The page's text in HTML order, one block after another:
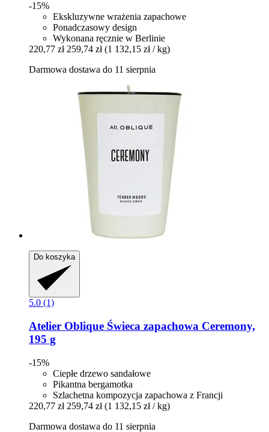
-15%
Ekskluzywne wrażenia zapachowe
Ponadczasowy design
Wykonana ręcznie w Berlinie
220,77 zł 259,74 zł (1 132,15 zł / kg)
Darmowa dostawa do 11 sierpnia
Do koszyka
5.0 (1)
Atelier Oblique Świeca zapachowa Ceremony,
195 g
-15%
Ciepłe drzewo sandałowe
Pikantna bergamotka
Szlachetna kompozycja zapachowa z Francji
220,77 zł 259,74 zł (1 132,15 zł / kg)
Darmowa dostawa do 11 sierpnia